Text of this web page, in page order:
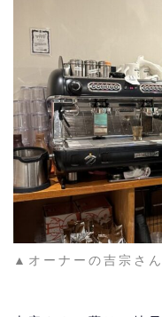
▲オーナーの吉宗さん